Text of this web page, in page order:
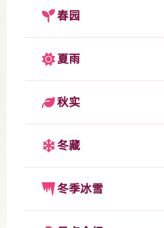
春园
夏雨
秋实
冬藏
冬季冰雪